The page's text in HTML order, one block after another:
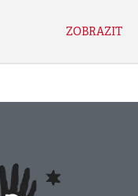
ZOBRAZIT